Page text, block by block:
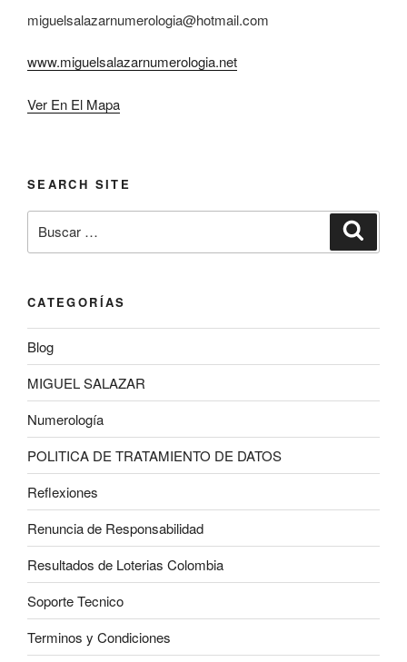
miguelsalazarnumerologia@hotmail.com
www.miguelsalazarnumerologia.net
Ver En El Mapa
SEARCH SITE
por:
CATEGORÍAS
Blog
MIGUEL SALAZAR
Numerología
POLITICA DE TRATAMIENTO DE DATOS
Reflexiones
Renuncia de Responsabilidad
Resultados de Loterias Colombia
Soporte Tecnico
Terminos y Condiciones